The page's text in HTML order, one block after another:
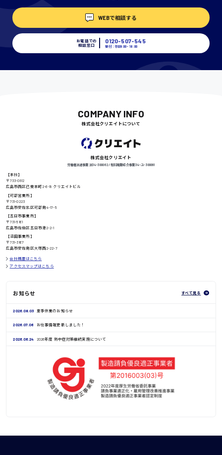
高知県
鳥取県
時給1400円〜
日給8000円〜
WEBで相談する
お電話での
相談窓口
0120-507-545
受付：平日9:00 - 18:00
COMPANY INFO
株式会社クリエイトについて
株式会社クリエイト
労働者派遣事業 派34-300062 / 有料職業紹介事業 34-ユ-300091
【本社】
〒733-0812
広島市西区己斐本町2-6-18 クリエイトビル
【可部営業所】
〒731-0223
広島市安佐北区可部南4-17-5
【五日市事業所】
〒731-5161
広島市佐伯区五日市港2-2-1
【沼田事業所】
〒731-3167
広島市安佐南区大塚西2-22-7
会社概要はこちら
アクセスマップはこちら
お知らせ すべて見る
2026.08.03 夏季休業のお知らせ
2026.07.06 お仕事情報更新しました！
2026.06.24 2026年度 熱中症対策継続実施について